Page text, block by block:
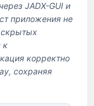
JADX-GUI и
приложения не
скрытых
к
корректно
сохраняя